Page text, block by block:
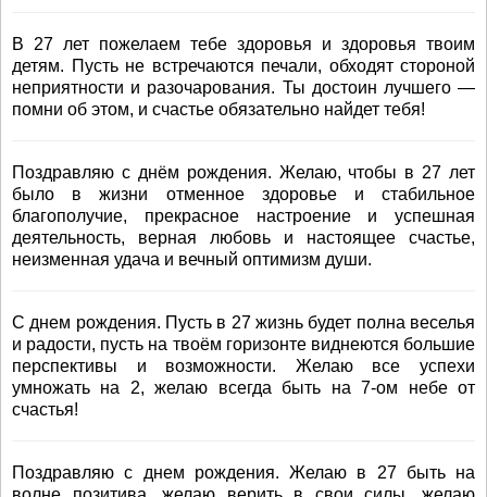
В 27 лет пожелаем тебе здоровья и здоровья твоим
детям. Пусть не встречаются печали, обходят стороной
неприятности и разочарования. Ты достоин лучшего —
помни об этом, и счастье обязательно найдет тебя!
Поздравляю с днём рождения. Желаю, чтобы в 27 лет
было в жизни отменное здоровье и стабильное
благополучие, прекрасное настроение и успешная
деятельность, верная любовь и настоящее счастье,
неизменная удача и вечный оптимизм души.
С днем рождения. Пусть в 27 жизнь будет полна веселья
и радости, пусть на твоём горизонте виднеются большие
перспективы и возможности. Желаю все успехи
умножать на 2, желаю всегда быть на 7-ом небе от
счастья!
Поздравляю с днем рождения. Желаю в 27 быть на